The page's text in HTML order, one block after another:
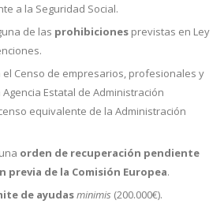
a la Seguridad Social.
de las prohibiciones previstas en Ley
el Censo de empresarios, profesionales y
Estatal de Administración
equivalente de la Administración
orden de recuperación pendiente
previa de la Comisión Europea.
de ayudasminimis (200.000€).